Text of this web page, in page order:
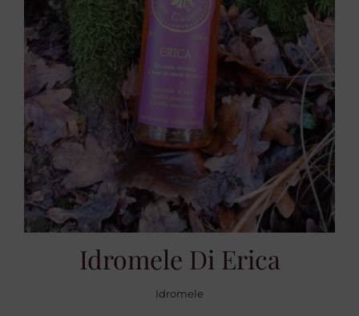
Idromele Di Erica
Idromele